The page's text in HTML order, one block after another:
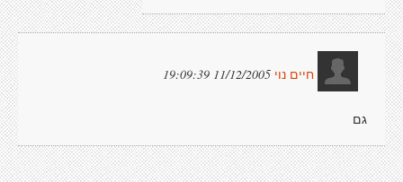
חיים נוי 11/12/2005 19:09:39
גם